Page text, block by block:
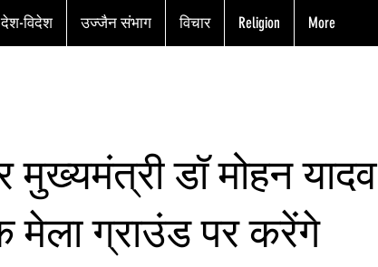
देश-विदेश उज्जैन संभाग विचार Religion More
डॉ मोहन यादव
मेला ग्राउंड पर करेंगे